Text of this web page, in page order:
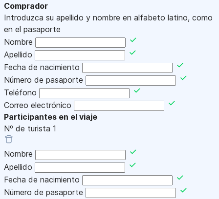
Comprador
Introduzca su apellido y nombre en alfabeto latino, como
en el pasaporte
Nombre
Apellido
Fecha de nacimiento
Número de pasaporte
Teléfono
Correo electrónico
Participantes en el viaje
Nº de turista 1
Nombre
Apellido
Fecha de nacimiento
Número de pasaporte